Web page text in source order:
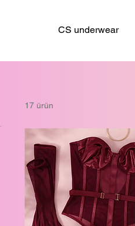
CS underwear
17 ürün